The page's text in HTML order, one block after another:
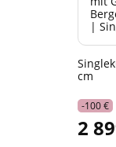
cm
-100 €
2